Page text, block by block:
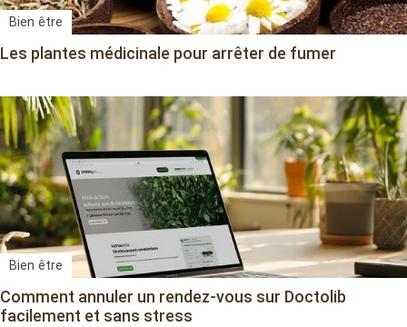
Bien être
Les plantes médicinale pour arrêter de fumer
Bien être
Comment annuler un rendez-vous sur Doctolib
facilement et sans stress